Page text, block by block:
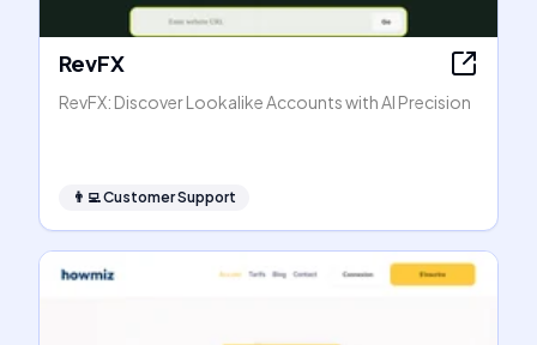
RevFX
RevFX: Discover Lookalike Accounts with AI Precision
👨‍💻Customer Support